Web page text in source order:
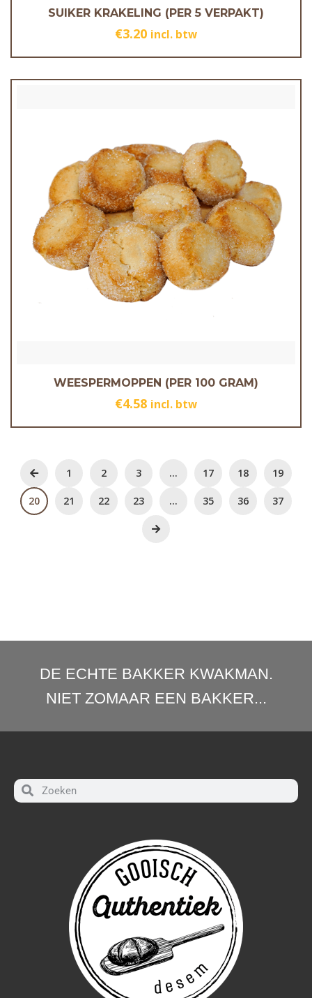
SUIKER KRAKELING (PER 5 VERPAKT)
€3.20 incl. btw
WEESPERMOPPEN (PER 100 GRAM)
€4.58 incl. btw
1 2 3 … 17 18 19
20 21 22 23 … 35 36 37
DE ECHTE BAKKER KWAKMAN.
NIET ZOMAAR EEN BAKKER...